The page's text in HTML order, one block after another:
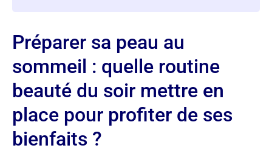
Préparer sa peau au
sommeil : quelle routine
beauté du soir mettre en
place pour profiter de ses
bienfaits ?